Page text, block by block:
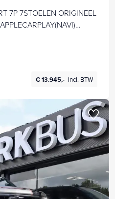
7P 7STOELEN ORIGINEEL
4X
€ 13.945,- Incl. BTW